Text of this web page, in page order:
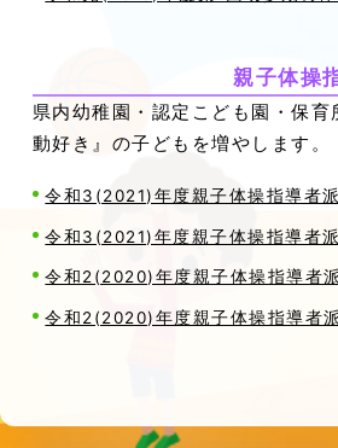
親子体操
県内幼稚園・認定こども園・保
動好き』の子どもを増やします。
令和3(2021)年度親子体操指導者
令和3(2021)年度親子体操指導者
令和2(2020)年度親子体操指導者
令和2(2020)年度親子体操指導者